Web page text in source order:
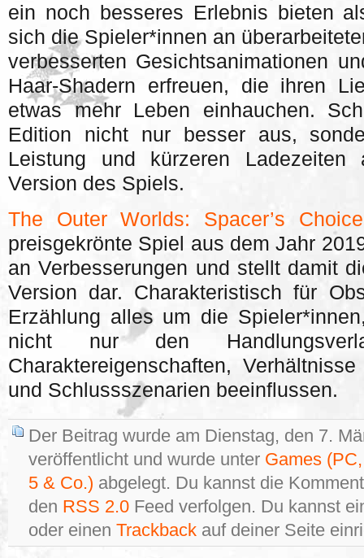
ein noch besseres Erlebnis bieten
sich die Spieler*innen an
verbesserten Gesichtsanimationen
Haar-Shadern erfreuen, die ihren
etwas mehr Leben einhauchen.
Edition nicht nur besser aus,
Leistung und kürzeren
Version des Spiels.
The Outer Worlds: Spacer’s
preisgekrönte Spiel aus dem Jahr
an Verbesserungen und stellt damit
Version dar. Charakteristisch für
Erzählung alles um die
nicht nur den
Charaktereigenschaften,
und Schlussszenarien beeinflussen.
Der Beitrag wurde am Dienstag, den 7.
veröffentlicht und wurde unter Games
5 & Co.) abgelegt. Du kannst die
den RSS 2.0 Feed verfolgen. Du kannst
oder einen Trackback auf deiner Seite